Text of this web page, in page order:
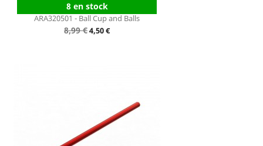
8 en stock
ARA320501 - Ball Cup and Balls
Prix
8,99 €Prix
4,50 €